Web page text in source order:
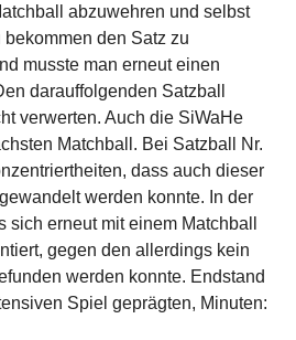
abzuwehren und selbst
den Satz zu
musste man erneut einen
darauffolgenden Satzball
verwerten. Auch die SiWaHe
Matchball. Bei Satzball Nr.
dass auch dieser
werden konnte. In der
sich erneut mit einem Matchball
gegen den allerdings kein
werden konnte. Endstand
Spiel geprägten, Minuten: